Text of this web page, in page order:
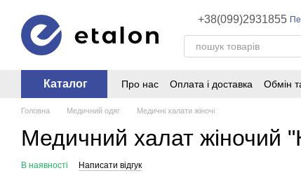
+38(099)2931855
Каталог Про нас Оплата і доставка Обмін
Головна Медичний одяг Медичні халати жіночі
Медичний халат жіночий
В наявності Написати відгук